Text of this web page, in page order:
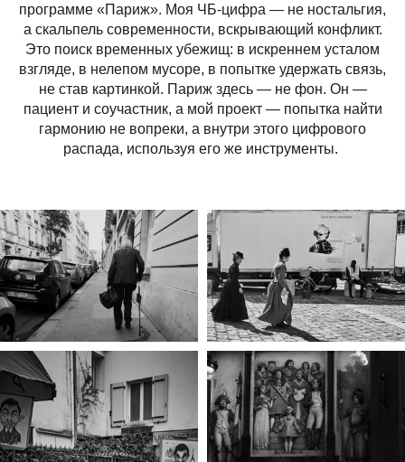
программе «Париж». Моя ЧБ-цифра — не ностальгия,
а скальпель современности, вскрывающий конфликт.
Это поиск временных убежищ: в искреннем усталом
взгляде, в нелепом мусоре, в попытке удержать связь,
не став картинкой. Париж здесь — не фон. Он —
пациент и соучастник, а мой проект — попытка найти
гармонию не вопреки, а внутри этого цифрового
распада, используя его же инструменты.